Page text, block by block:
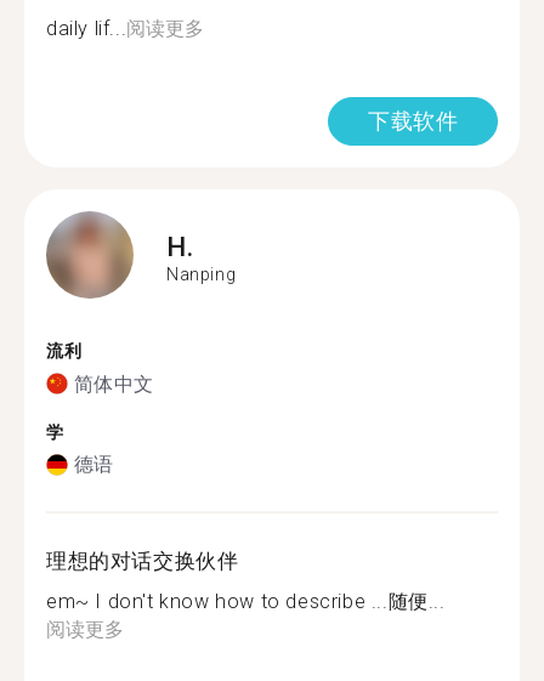
daily lif...阅读更多
下载软件
H.
Nanping
流利
简体中文
学
德语
理想的对话交换伙伴
em~ I don't know how to describe ...随便...
阅读更多